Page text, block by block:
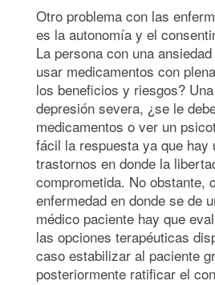
Otro problema con las
es la autonomía y el
La persona con una
usar medicamentos con
los beneficios y riesgos?
depresión severa, ¿se le
medicamentos o ver un
fácil la respuesta ya que hay
trastornos en donde la
comprometida. No obstante,
enfermedad en donde se de
médico paciente hay que
las opciones terapéuticas
caso estabilizar al paciente
posteriormente ratificar el